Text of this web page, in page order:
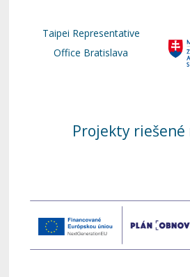
Taipei Representative
Office Bratislava
Projekty riešené